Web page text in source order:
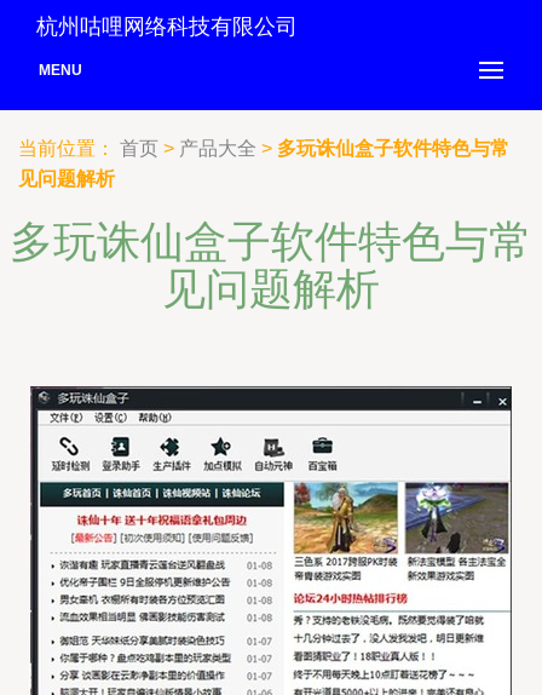
杭州咕哩网络科技有限公司
MENU
当前位置： 首页 > 产品大全 > 多玩诛仙盒子软件特色与常
见问题解析
多玩诛仙盒子软件特色与常
见问题解析